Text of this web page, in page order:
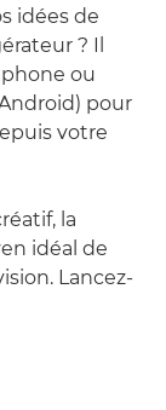
idées de
? Il
ou
pour
votre
la
idéal de
Lancez-